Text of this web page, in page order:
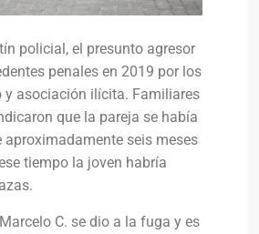
policial, el presunto agresor
penales en 2019 por los
y asociación ilícita. Familiares
que la pareja se había
aproximadamente seis meses
tiempo la joven habría
C. se dio a la fuga y es